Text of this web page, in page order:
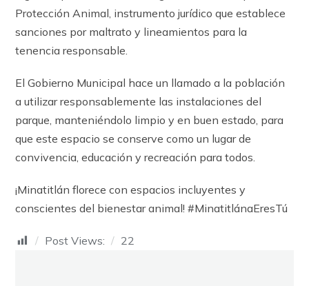
Protección Animal, instrumento jurídico que establece
sanciones por maltrato y lineamientos para la
tenencia responsable.
El Gobierno Municipal hace un llamado a la población
a utilizar responsablemente las instalaciones del
parque, manteniéndolo limpio y en buen estado, para
que este espacio se conserve como un lugar de
convivencia, educación y recreación para todos.
¡Minatitlán florece con espacios incluyentes y
conscientes del bienestar animal! #MinatitlánaEresTú
Post Views: 22